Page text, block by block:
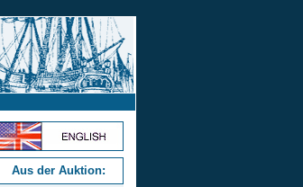
Aus der Auktion: